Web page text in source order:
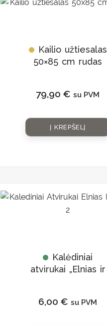
Kailio užtiesalas
50×85 cm rudas
79,90 € su PVM
Į KREPŠELĮ
Kalėdiniai
atvirukai „Elnias ir
6,00 € su PVM